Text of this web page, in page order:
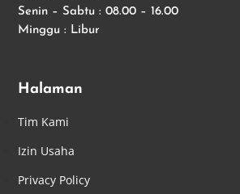
Senin – Sabtu : 08.00 – 16.00
Minggu : Libur
Halaman
Tim Kami
Izin Usaha
Privacy Policy